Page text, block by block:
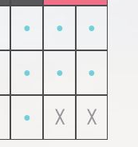
● ● ●
● ● ●
● ╳ ╳